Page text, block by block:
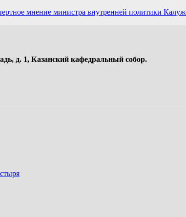
мнение министра внутренней политики
д. 1, Казанский кафедральный собор.